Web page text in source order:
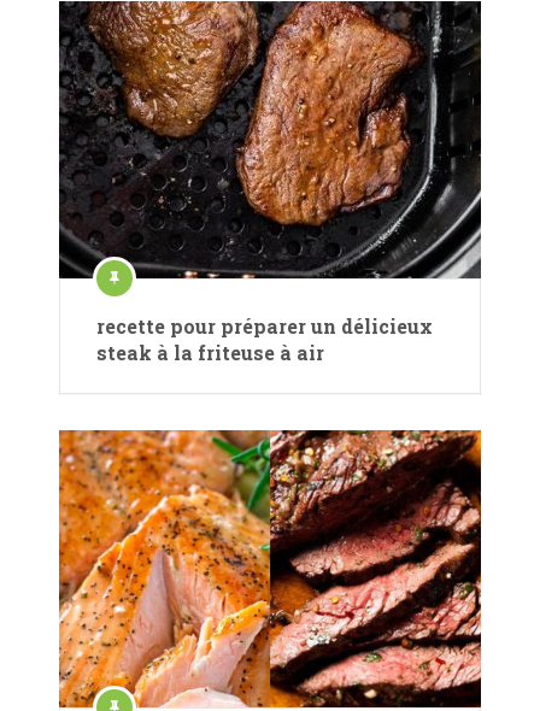
recette pour préparer un délicieux
steak à la friteuse à air